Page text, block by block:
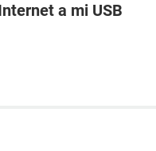
a mi USB